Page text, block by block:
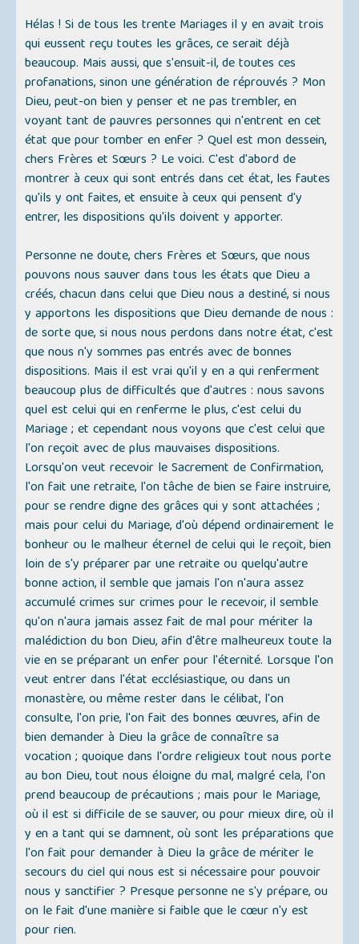
Hélas ! Si de tous les trente Mariages il y en avait trois
qui eussent reçu toutes les grâces, ce serait déjà
beaucoup. Mais aussi, que s'ensuit-il, de toutes ces
profanations, sinon une génération de réprouvés ? Mon
Dieu, peut-on bien y penser et ne pas trembler, en
voyant tant de pauvres personnes qui n'entrent en cet
état que pour tomber en enfer ? Quel est mon dessein,
chers Frères et Sœurs ? Le voici. C'est d'abord de
montrer à ceux qui sont entrés dans cet état, les fautes
qu'ils y ont faites, et ensuite à ceux qui pensent d'y
entrer, les dispositions qu'ils doivent y apporter.
Personne ne doute, chers Frères et Sœurs, que nous
pouvons nous sauver dans tous les états que Dieu a
créés, chacun dans celui que Dieu nous a destiné, si nous
y apportons les dispositions que Dieu demande de nous :
de sorte que, si nous nous perdons dans notre état, c'est
que nous n'y sommes pas entrés avec de bonnes
dispositions. Mais il est vrai qu'il y en a qui renferment
beaucoup plus de difficultés que d'autres : nous savons
quel est celui qui en renferme le plus, c'est celui du
Mariage ; et cependant nous voyons que c'est celui que
l'on reçoit avec de plus mauvaises dispositions.
Lorsqu'on veut recevoir le Sacrement de Confirmation,
l'on fait une retraite, l'on tâche de bien se faire instruire,
pour se rendre digne des grâces qui y sont attachées ;
mais pour celui du Mariage, d'où dépend ordinairement le
bonheur ou le malheur éternel de celui qui le reçoit, bien
loin de s'y préparer par une retraite ou quelqu'autre
bonne action, il semble que jamais l'on n'aura assez
accumulé crimes sur crimes pour le recevoir, il semble
qu'on n'aura jamais assez fait de mal pour mériter la
malédiction du bon Dieu, afin d'être malheureux toute la
vie en se préparant un enfer pour l'éternité. Lorsque l'on
veut entrer dans l'état ecclésiastique, ou dans un
monastère, ou même rester dans le célibat, l'on
consulte, l'on prie, l'on fait des bonnes œuvres, afin de
bien demander à Dieu la grâce de connaître sa
vocation ; quoique dans l'ordre religieux tout nous porte
au bon Dieu, tout nous éloigne du mal, malgré cela, l'on
prend beaucoup de précautions ; mais pour le Mariage,
où il est si difficile de se sauver, ou pour mieux dire, où il
y en a tant qui se damnent, où sont les préparations que
l'on fait pour demander à Dieu la grâce de mériter le
secours du ciel qui nous est si nécessaire pour pouvoir
nous y sanctifier ? Presque personne ne s'y prépare, ou
on le fait d'une manière si faible que le cœur n'y est
pour rien.